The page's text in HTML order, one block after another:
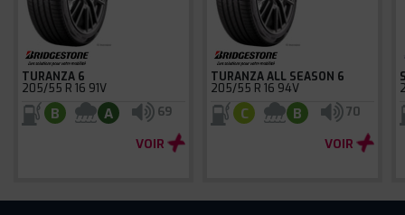
TURANZA 6
205/55 R 16 91V
B A 69
VOIR
TURANZA ALL SEASON 6
205/55 R 16 94V
C B 70
VOIR